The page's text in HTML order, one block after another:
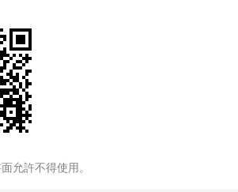
允許不得使用。